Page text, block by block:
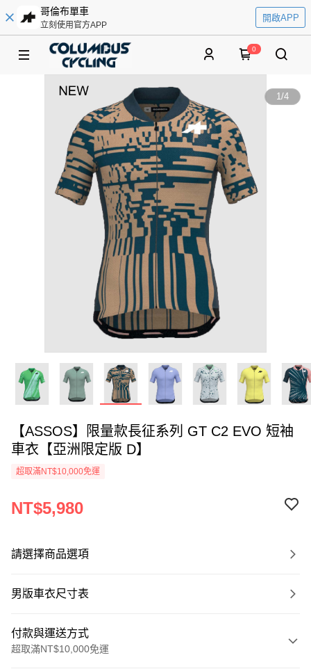
哥倫布單車
立刻使用官方APP
開啟APP
0
1/4
【ASSOS】限量款長征系列 GT C2 EVO 短袖
車衣【亞洲限定版 D】
超取滿NT$10,000免運
NT$5,980
請選擇商品選項
男版車衣尺寸表
付款與運送方式
超取滿NT$10,000免運